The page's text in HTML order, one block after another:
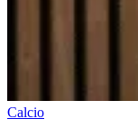
Calcio